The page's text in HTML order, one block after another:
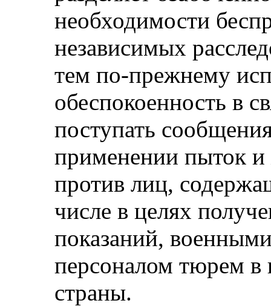
необходимости
независимых
тем по-прежнему
обеспокоенность в
поступать
применении пыток и
против лиц,
числе в целях
показаний,
персоналом тюрем
страны.